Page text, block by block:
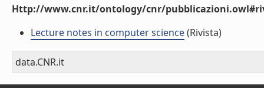
Http://www.cnr.it/ontology/cnr/
Lecture notes in computer science(Rivista)
data.CNR.it